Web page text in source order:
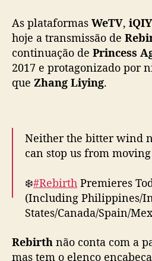
As plataformas WeTV,
hoje a transmissão de
continuação de Princess
2017 e protagonizado por
que Zhang Liying.
Neither the bitter wind
can stop us from
❄️#Rebirth Premieres
(Including Philippines/
States/Canada/Spain/
✨Starring#LiYunrui
Rebirth não conta com a
mas tem o elenco